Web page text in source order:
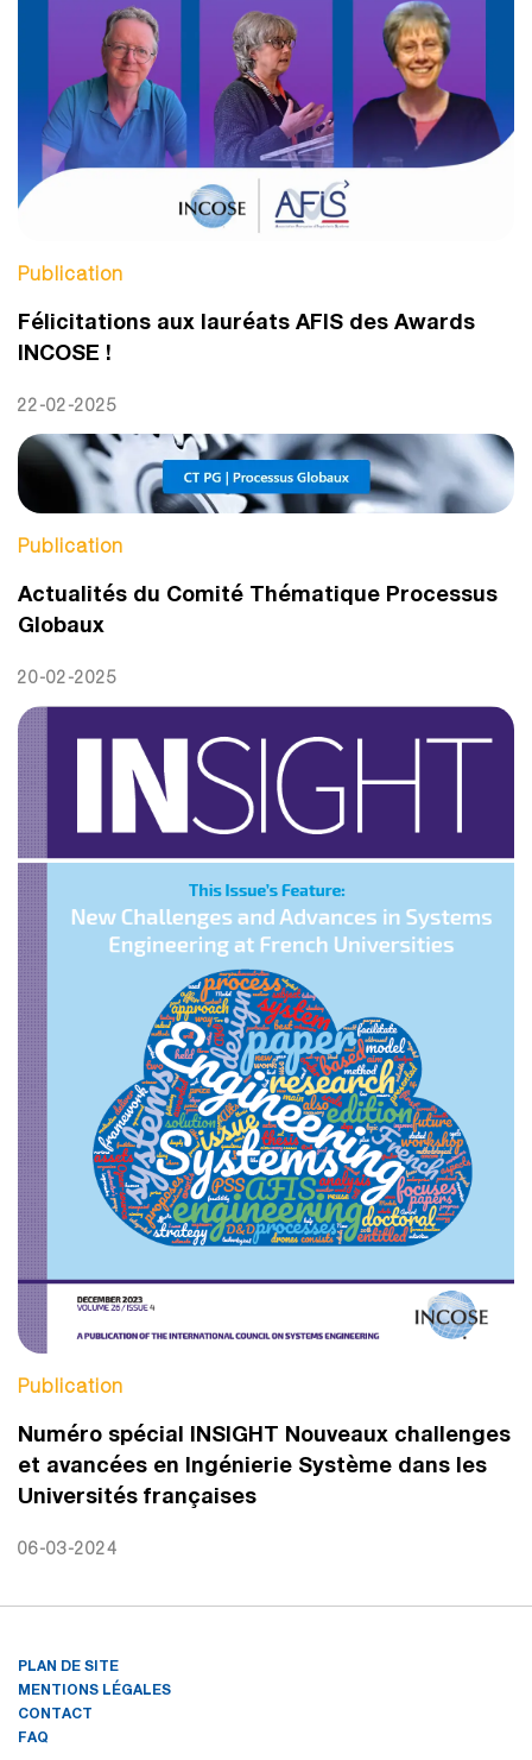
Publication
Félicitations aux lauréats AFIS des Awards
INCOSE !
22-02-2025
Publication
Actualités du Comité Thématique Processus
Globaux
20-02-2025
Publication
Numéro spécial INSIGHT Nouveaux challenges
et avancées en Ingénierie Système dans les
Universités françaises
06-03-2024
PLAN DE SITE
MENTIONS LÉGALES
CONTACT
FAQ